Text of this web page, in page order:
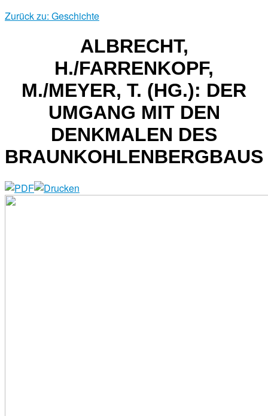
Zurück zu: Geschichte
ALBRECHT,
H./FARRENKOPF,
M./MEYER, T. (HG.): DER
UMGANG MIT DEN
DENKMALEN DES
BRAUNKOHLENBERGBAUS